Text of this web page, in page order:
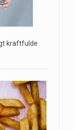
kraftfulde